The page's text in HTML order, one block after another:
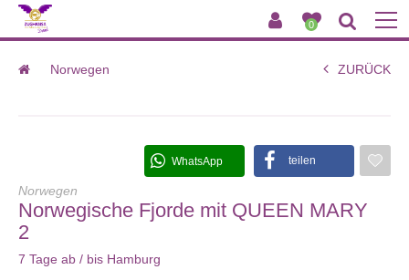
0
Norwegen
ZURÜCK
teilen
WhatsApp
Norwegen
Norwegische Fjorde mit QUEEN MARY
2
7 Tage ab / bis Hamburg